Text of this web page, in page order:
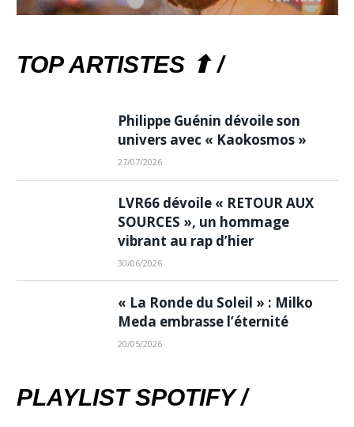
TOP ARTISTES ⬆ /
Philippe Guénin dévoile son
univers avec « Kaokosmos »
27/07/2026
LVR66 dévoile « RETOUR AUX
SOURCES », un hommage
vibrant au rap d’hier
30/06/2026
« La Ronde du Soleil » : Milko
Meda embrasse l’éternité
20/05/2026
PLAYLIST SPOTIFY /